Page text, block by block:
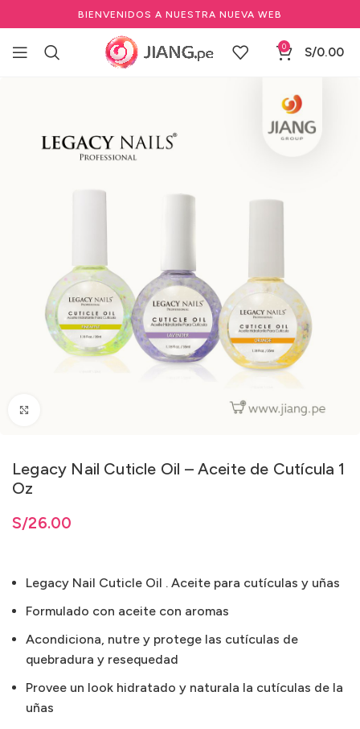
BIENVENIDOS A NUESTRA NUEVA WEB
0 S/0.00
LEGACY NAILS
Legacy Nail Cuticle Oil – Aceite de Cutícula 1
Oz
S/26.00
S/26.00
Legacy Nail Cuticle Oil . Aceite para cutículas y uñas
Formulado con aceite con aromas
Acondiciona, nutre y protege las cutículas de
quebradura y resequedad
Provee un look hidratado y naturala la cutículas de la
uñas